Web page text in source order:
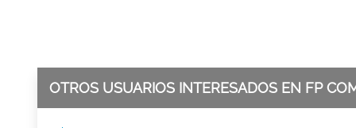
OTROS USUARIOS INTERESADOS EN FP